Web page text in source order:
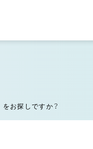
をお探しですか？